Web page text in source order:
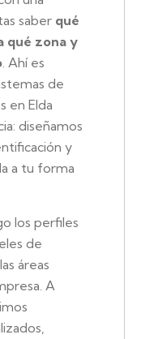
saber qué
qué zona y
. Ahí es
de
en Elda
diseñamos
y
a tu forma
los perfiles
de
áreas
A